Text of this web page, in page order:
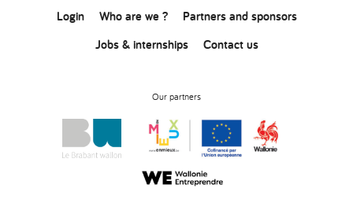
Login
Who are we ?
Partners and sponsors
Jobs & internships
Contact us
Our partners